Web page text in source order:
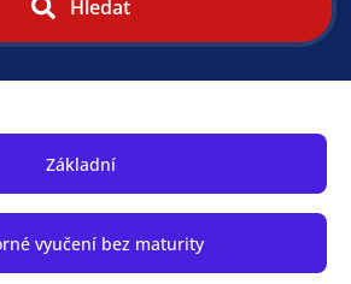
Hledat
Základní
vyučení bez maturity